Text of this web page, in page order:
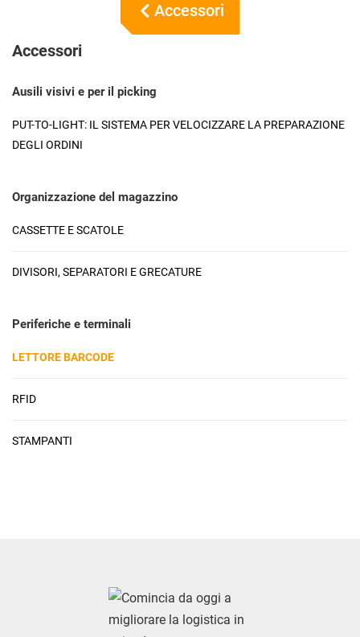
Accessori
Accessori
Ausili visivi e per il picking
PUT-TO-LIGHT: IL SISTEMA PER VELOCIZZARE LA PREPARAZIONE
DEGLI ORDINI
Organizzazione del magazzino
CASSETTE E SCATOLE
DIVISORI, SEPARATORI E GRECATURE
Periferiche e terminali
LETTORE BARCODE
RFID
STAMPANTI